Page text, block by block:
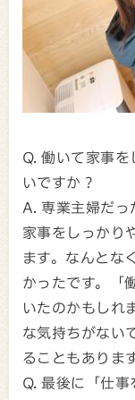
Q. 働いて家事
いですか？
A. 専業主婦だっ
家事をしっかり
ます。なんとな
かったです。「
いたのかもしれ
な気持ちがない
ることもありま
Q. 最後に「仕